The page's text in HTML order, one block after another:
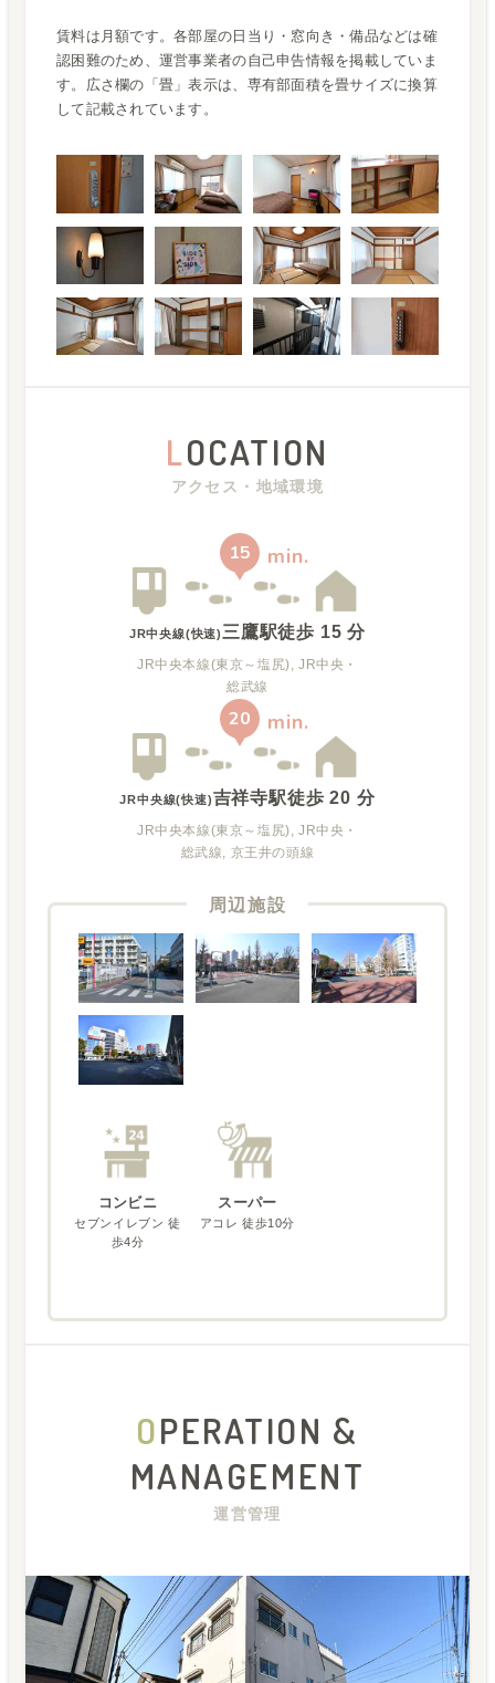
賃料は月額です。各部屋の日当り・窓向き・備品などは確
認困難のため、運営事業者の自己申告情報を掲載していま
す。広さ欄の「畳」表示は、専有部面積を畳サイズに換算
して記載されています。
LOCATION
アクセス・地域環境
15 min.
JR中央線(快速) 三鷹駅徒歩 15 分
JR中央本線(東京～塩尻), JR中央・
総武線
20 min.
JR中央線(快速)吉祥寺駅徒歩 20 分
JR中央本線(東京～塩尻), JR中央・
総武線, 京王井の頭線
周辺施設
コンビニ
セブンイレブン 徒
歩4分
スーパー
アコレ 徒歩10分
OPERATION &
MANAGEMENT
運営管理